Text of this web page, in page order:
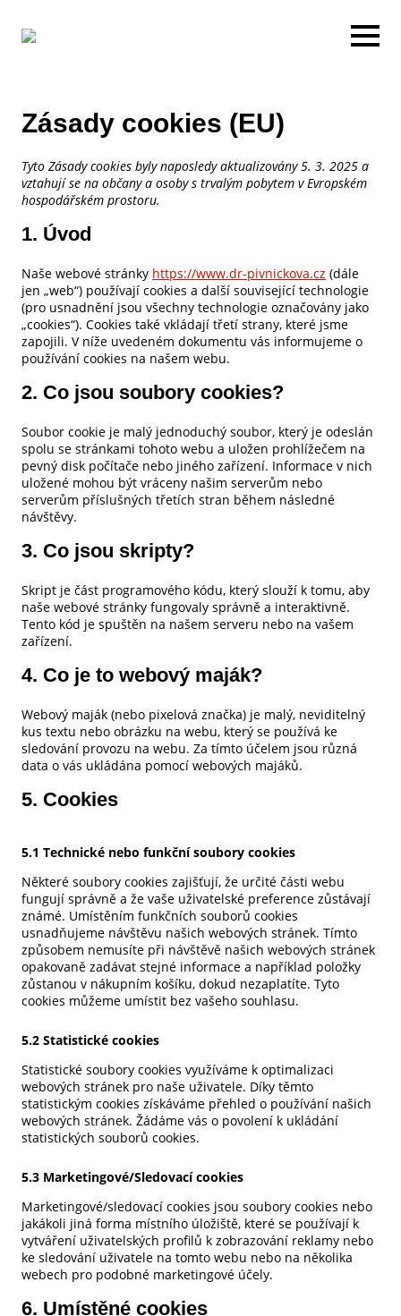
Zásady cookies (EU)
Tyto Zásady cookies byly naposledy aktualizovány 5. 3. 2025 a
vztahují se na občany a osoby s trvalým pobytem v Evropském
hospodářském prostoru.
1. Úvod
Naše webové stránky https://www.dr-pivnickova.cz (dále
jen „web“) používají cookies a další související technologie
(pro usnadnění jsou všechny technologie označovány jako
„cookies“). Cookies také vkládají třetí strany, které jsme
zapojili. V níže uvedeném dokumentu vás informujeme o
používání cookies na našem webu.
2. Co jsou soubory cookies?
Soubor cookie je malý jednoduchý soubor, který je odeslán
spolu se stránkami tohoto webu a uložen prohlížečem na
pevný disk počítače nebo jiného zařízení. Informace v nich
uložené mohou být vráceny našim serverům nebo
serverům příslušných třetích stran během následné
návštěvy.
3. Co jsou skripty?
Skript je část programového kódu, který slouží k tomu, aby
naše webové stránky fungovaly správně a interaktivně.
Tento kód je spuštěn na našem serveru nebo na vašem
zařízení.
4. Co je to webový maják?
Webový maják (nebo pixelová značka) je malý, neviditelný
kus textu nebo obrázku na webu, který se používá ke
sledování provozu na webu. Za tímto účelem jsou různá
data o vás ukládána pomocí webových majáků.
5. Cookies
5.1 Technické nebo funkční soubory cookies
Některé soubory cookies zajišťují, že určité části webu
fungují správně a že vaše uživatelské preference zůstávají
známé. Umístěním funkčních souborů cookies
usnadňujeme návštěvu našich webových stránek. Tímto
způsobem nemusíte při návštěvě našich webových stránek
opakovaně zadávat stejné informace a například položky
zůstanou v nákupním košíku, dokud nezaplatíte. Tyto
cookies můžeme umístit bez vašeho souhlasu.
5.2 Statistické cookies
Statistické soubory cookies využíváme k optimalizaci
webových stránek pro naše uživatele. Díky těmto
statistickým cookies získáváme přehled o používání našich
webových stránek. Žádáme vás o povolení k ukládání
statistických souborů cookies.
5.3 Marketingové/Sledovací cookies
Marketingové/sledovací cookies jsou soubory cookies nebo
jakákoli jiná forma místního úložiště, které se používají k
vytváření uživatelských profilů k zobrazování reklamy nebo
ke sledování uživatele na tomto webu nebo na několika
webech pro podobné marketingové účely.
6. Umístěné cookies